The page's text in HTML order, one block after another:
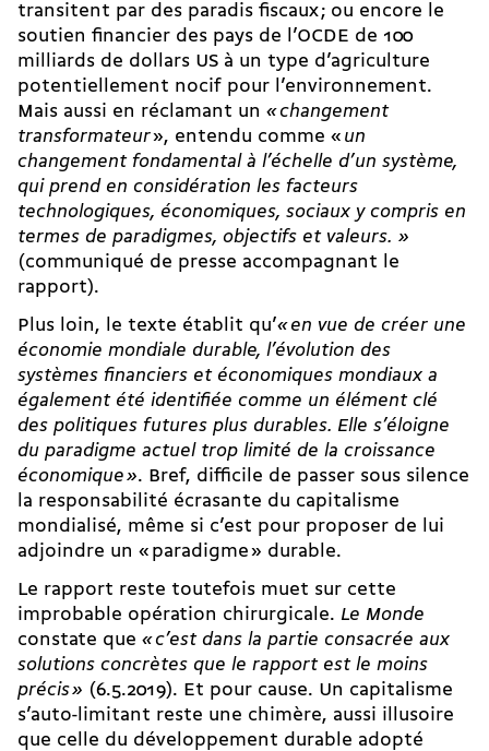
transitent par des paradis fiscaux ; ou encore le
soutien financier des pays de l’OCDE de 100
milliards de dollars US à un type d’agriculture
potentiellement nocif pour l’environnement.
Mais aussi en réclamant un « changement
transformateur», entendu comme « un
changement fondamental à l’échelle d’un système,
qui prend en considération les facteurs
technologiques, économiques, sociaux y compris en
termes de paradigmes, objectifs et valeurs. »
(communiqué de presse accompagnant le
rapport).
Plus loin, le texte établit qu’« en vue de créer une
économie mondiale durable, l’évolution des
systèmes financiers et économiques mondiaux a
également été identifiée comme un élément clé
des politiques futures plus durables. Elle s’éloigne
du paradigme actuel trop limité de la croissance
économique ». Bref, difficile de passer sous silence
la responsabilité écrasante du capitalisme
mondialisé, même si c’est pour proposer de lui
adjoindre un « paradigme » durable.
Le rapport reste toutefois muet sur cette
improbable opération chirurgicale. Le Monde
constate que « c’est dans la partie consacrée aux
solutions concrètes que le rapport est le moins
précis » (6.5.2019). Et pour cause. Un capitalisme
s’auto-limitant reste une chimère, aussi illusoire
que celle du développement durable adopté